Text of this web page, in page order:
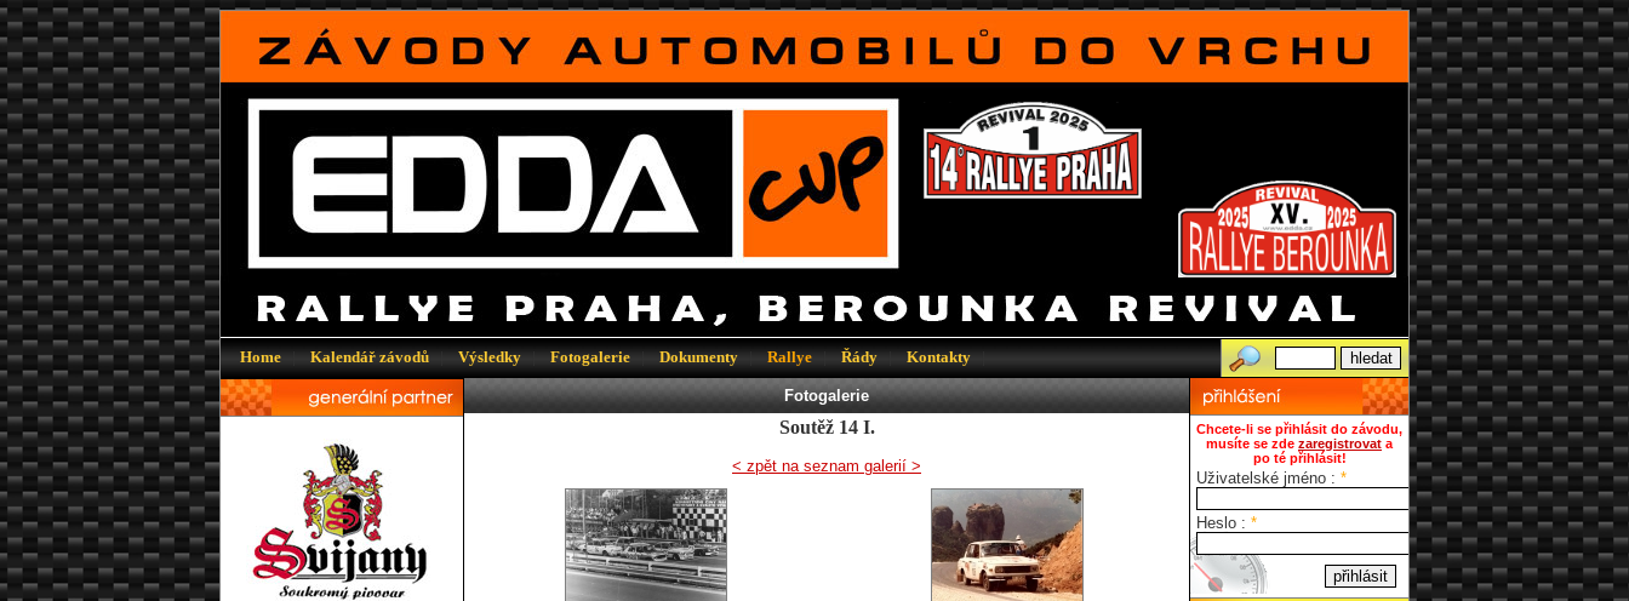
Home Kalendář závodů Výsledky Fotogalerie Dokumenty Rallye Řády Kontakty
Chcete-li se přihlásit do závodu,
musíte se zde zaregistrovat a
po té přihlásit!
Uživatelské jméno : *
Heslo : *
Fotogalerie
Soutěž 14 I.
< zpět na seznam galerií >